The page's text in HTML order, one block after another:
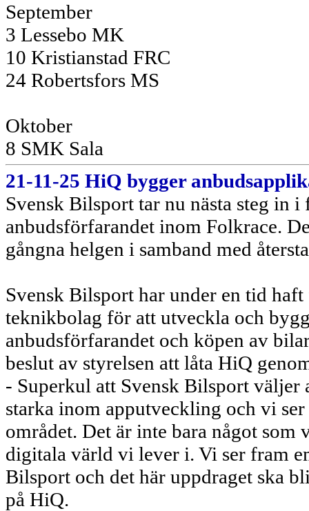
September
3 Lessebo MK
10 Kristianstad FRC
24 Robertsfors MS
Oktober
8 SMK Sala
21-11-25 HiQ bygger
Svensk Bilsport tar nu nästa steg in
anbudsförfarandet inom Folkrace.
gångna helgen i samband med
Svensk Bilsport har under en tid
teknikbolag för att utveckla och
anbudsförfarandet och köpen av
beslut av styrelsen att låta HiQ
- Superkul att Svensk Bilsport
starka inom apputveckling och vi
området. Det är inte bara något
digitala värld vi lever i. Vi ser fram
Bilsport och det här uppdraget ska
på HiQ.